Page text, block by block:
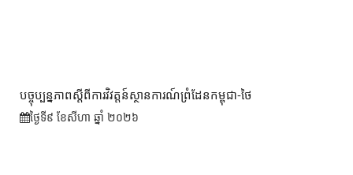
បច្ចុប្បន្នភាពស្ដីពីការវិវត្តន៍ស្ថានការណ៍ព្រំដែនកម្ពុជា-ថៃ
ថ្ងៃទី៩ ខែ​សីហា ឆ្នាំ ២០២៦